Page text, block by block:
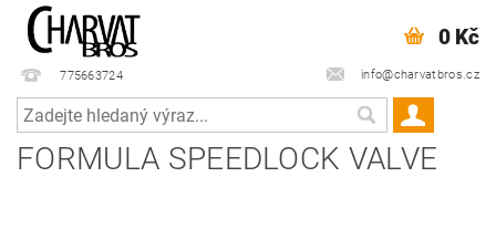
775663724 info@charvatbros.cz
0 Kč
FORMULA SPEEDLOCK VALVE